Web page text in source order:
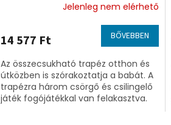
Jelenleg nem elérhető
14 577 Ft BŐVEBBEN
Az összecsukható trapéz otthon és
útközben is szórakoztatja a babát. A
trapézra három csörgő és csilingelő
játék fogójátékkal van felakasztva.